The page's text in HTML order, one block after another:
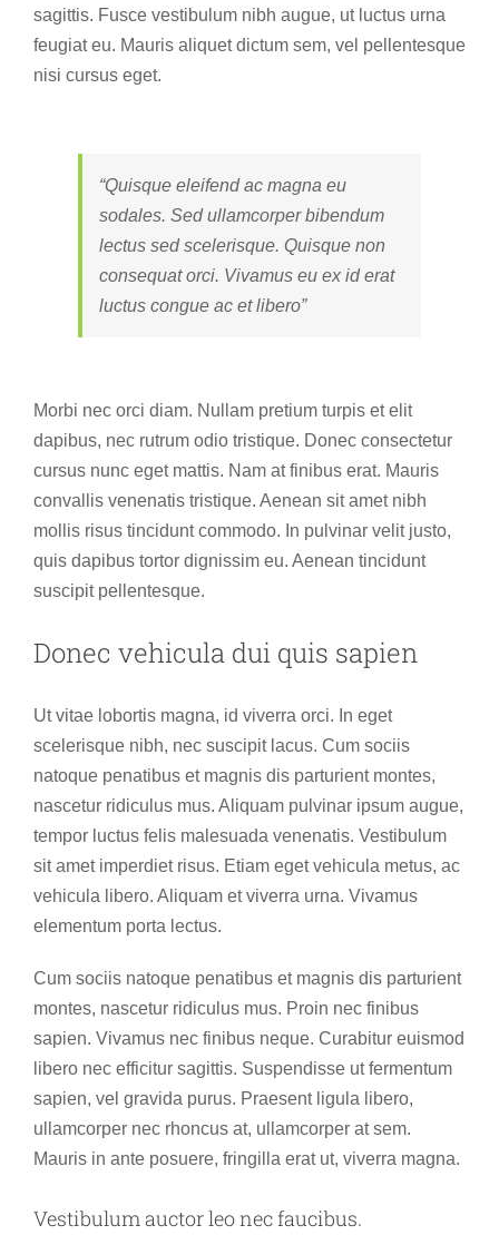
sagittis. Fusce vestibulum nibh augue, ut luctus urna
feugiat eu. Mauris aliquet dictum sem, vel pellentesque
nisi cursus eget.
“Quisque eleifend ac magna eu
sodales. Sed ullamcorper bibendum
lectus sed scelerisque. Quisque non
consequat orci. Vivamus eu ex id erat
luctus congue ac et libero”
Morbi nec orci diam. Nullam pretium turpis et elit
dapibus, nec rutrum odio tristique. Donec consectetur
cursus nunc eget mattis. Nam at finibus erat. Mauris
convallis venenatis tristique. Aenean sit amet nibh
mollis risus tincidunt commodo. In pulvinar velit justo,
quis dapibus tortor dignissim eu. Aenean tincidunt
suscipit pellentesque.
Donec vehicula dui quis sapien
Ut vitae lobortis magna, id viverra orci. In eget
scelerisque nibh, nec suscipit lacus. Cum sociis
natoque penatibus et magnis dis parturient montes,
nascetur ridiculus mus. Aliquam pulvinar ipsum augue,
tempor luctus felis malesuada venenatis. Vestibulum
sit amet imperdiet risus. Etiam eget vehicula metus, ac
vehicula libero. Aliquam et viverra urna. Vivamus
elementum porta lectus.
Cum sociis natoque penatibus et magnis dis parturient
montes, nascetur ridiculus mus. Proin nec finibus
sapien. Vivamus nec finibus neque. Curabitur euismod
libero nec efficitur sagittis. Suspendisse ut fermentum
sapien, vel gravida purus. Praesent ligula libero,
ullamcorper nec rhoncus at, ullamcorper at sem.
Mauris in ante posuere, fringilla erat ut, viverra magna.
Vestibulum auctor leo nec faucibus.